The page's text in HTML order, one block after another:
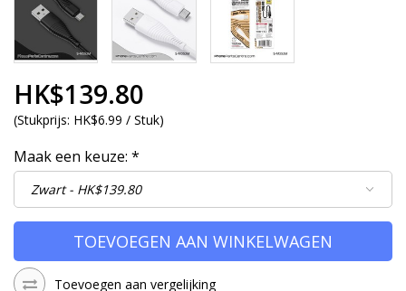
HK$139.80
(Stukprijs: HK$6.99 / Stuk)
Maak een keuze: *
TOEVOEGEN AAN WINKELWAGEN
Toevoegen aan vergelijking